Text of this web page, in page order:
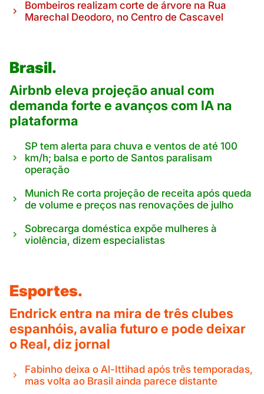
Bombeiros realizam corte de árvore na Rua
Marechal Deodoro, no Centro de Cascavel
Brasil.
Airbnb eleva projeção anual com
demanda forte e avanços com IA na
plataforma
SP tem alerta para chuva e ventos de até 100
km/h; balsa e porto de Santos paralisam
operação
Munich Re corta projeção de receita após queda
de volume e preços nas renovações de julho
Sobrecarga doméstica expõe mulheres à
violência, dizem especialistas
Esportes.
Endrick entra na mira de três clubes
espanhóis, avalia futuro e pode deixar
o Real, diz jornal
Fabinho deixa o Al-Ittihad após três temporadas,
mas volta ao Brasil ainda parece distante